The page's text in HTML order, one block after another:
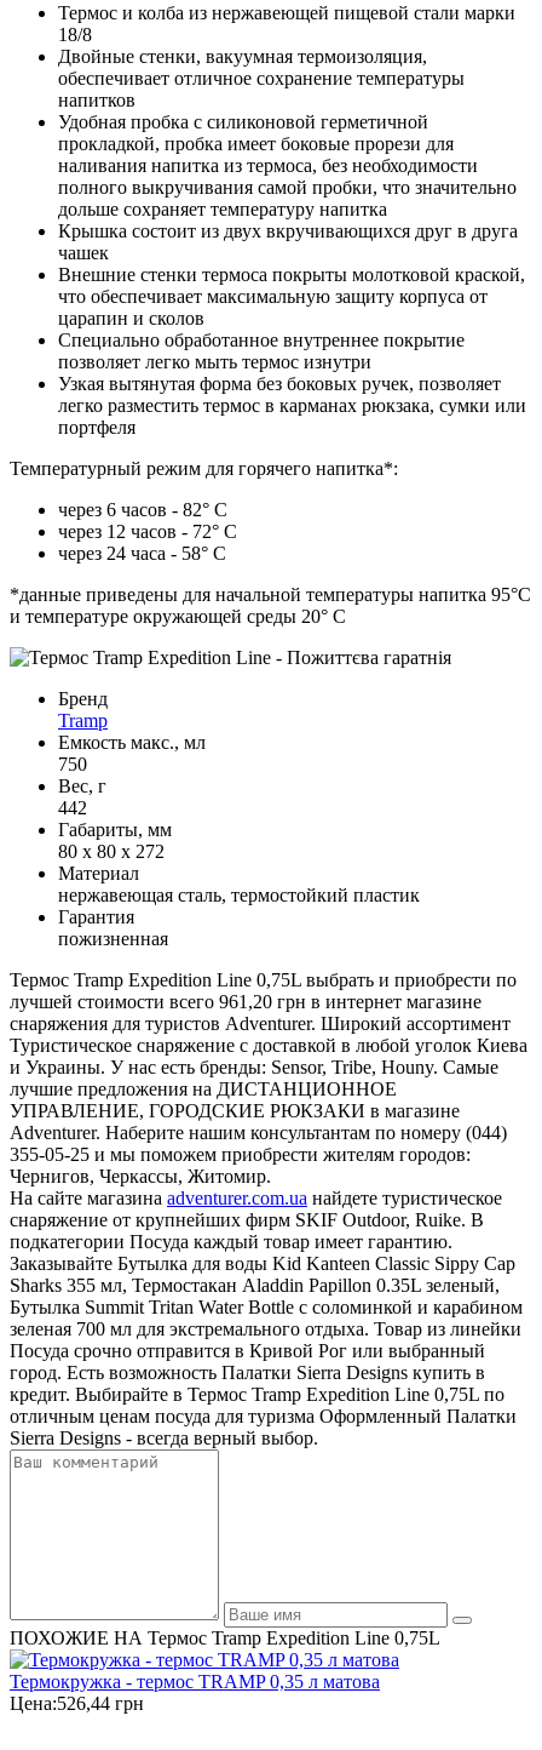
Термос и колба из нержавеющей пищевой стали марки
18/8
Двойные стенки, вакуумная термоизоляция,
обеспечивает отличное сохранение температуры
напитков
Удобная пробка с силиконовой герметичной
прокладкой, пробка имеет боковые прорези для
наливания напитка из термоса, без необходимости
полного выкручивания самой пробки, что значительно
дольше сохраняет температуру напитка
Крышка состоит из двух вкручивающихся друг в друга
чашек
Внешние стенки термоса покрыты молотковой краской,
что обеспечивает максимальную защиту корпуса от
царапин и сколов
Специально обработанное внутреннее покрытие
позволяет легко мыть термос изнутри
Узкая вытянутая форма без боковых ручек, позволяет
легко разместить термос в карманах рюкзака, сумки или
портфеля
Температурный режим для горячего напитка*:
через 6 часов - 82° С
через 12 часов - 72° С
через 24 часа - 58° С
*данные приведены для начальной температуры напитка 95°C
и температуре окружающей среды 20° С
Бренд
Tramp
Емкость макс., мл
750
Вес, г
442
Габариты, мм
80 х 80 х 272
Материал
нержавеющая сталь, термостойкий пластик
Гарантия
пожизненная
Термос Tramp Expedition Line 0,75L выбрать и приобрести по
лучшей стоимости всего 961,20 грн в интернет магазине
снаряжения для туристов Adventurer. Широкий ассортимент
Туристическое снаряжение с доставкой в любой уголок Киева
и Украины. У нас есть бренды: Sensor, Tribe, Houny. Самые
лучшие предложения на ДИСТАНЦИОННОЕ
УПРАВЛЕНИЕ, ГОРОДСКИЕ РЮКЗАКИ в магазине
Adventurer. Наберите нашим консультантам по номеру (044)
355-05-25 и мы поможем приобрести жителям городов:
Чернигов, Черкассы, Житомир.
На сайте магазина adventurer.com.ua найдете туристическое
снаряжение от крупнейших фирм SKIF Outdoor, Ruike. В
подкатегории Посуда каждый товар имеет гарантию.
Заказывайте Бутылка для воды Kid Kanteen Classic Sippy Cap
Sharks 355 мл, Термостакан Aladdin Papillon 0.35L зеленый,
Бутылка Summit Tritan Water Bottle с соломинкой и карабином
зеленая 700 мл для экстремального отдыха. Товар из линейки
Посуда срочно отправится в Кривой Рог или выбранный
город. Есть возможность Палатки Sierra Designs купить в
кредит. Выбирайте в Термос Tramp Expedition Line 0,75L по
отличным ценам посуда для туризма Оформленный Палатки
Sierra Designs - всегда верный выбор.
ПОХОЖИЕ НА Термос Tramp Expedition Line 0,75L
Термокружка - термос TRAMP 0,35 л матова
Цена:526,44 грн